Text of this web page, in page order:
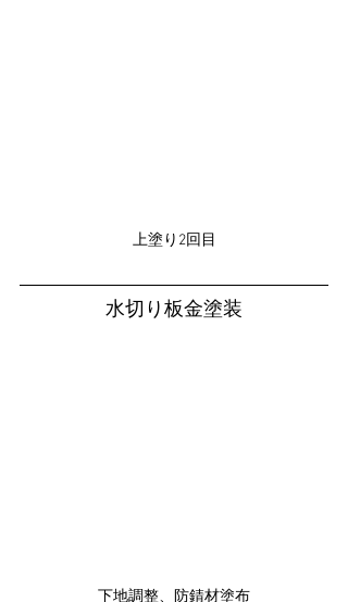
上塗り2回目
水切り板金塗装
下地調整、防錆材塗布